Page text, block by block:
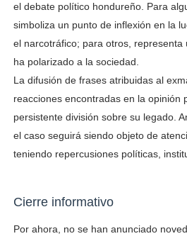
el debate político hondureño. Para
simboliza un punto de inflexión en la
el narcotráfico; para otros, representa
ha polarizado a la sociedad.
La difusión de frases atribuidas al
reacciones encontradas en la opinión
persistente división sobre su legado.
el caso seguirá siendo objeto de
teniendo repercusiones políticas,
Cierre informativo
Por ahora, no se han anunciado